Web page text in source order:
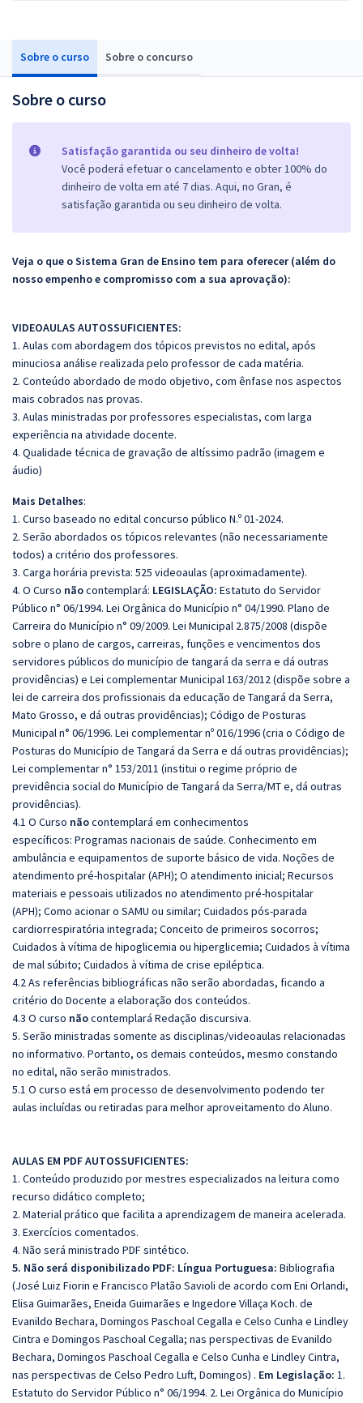
Sobre o curso Sobre o concurso
Sobre o curso
Satisfação garantida ou seu dinheiro de volta!
Você poderá efetuar o cancelamento e obter 100% do
dinheiro de volta em até 7 dias. Aqui, no Gran, é
satisfação garantida ou seu dinheiro de volta.
Veja o que o Sistema Gran de Ensino tem para oferecer (além do
nosso empenho e compromisso com a sua aprovação):
VIDEOAULAS AUTOSSUFICIENTES:
1. Aulas com abordagem dos tópicos previstos no edital, após
minuciosa análise realizada pelo professor de cada matéria.
2. Conteúdo abordado de modo objetivo, com ênfase nos aspectos
mais cobrados nas provas.
3. Aulas ministradas por professores especialistas, com larga
experiência na atividade docente.
4. Qualidade técnica de gravação de altíssimo padrão (imagem e
áudio)
Mais Detalhes:
1. Curso baseado no edital concurso público N.º 01-2024.
2. Serão abordados os tópicos relevantes (não necessariamente
todos) a critério dos professores.
3. Carga horária prevista: 525 videoaulas (aproximadamente).
4. O Curso nãocontemplará: LEGISLAÇÃO: Estatuto do Servidor
Público n° 06/1994. Lei Orgânica do Município n° 04/1990. Plano de
Carreira do Município n° 09/2009. Lei Municipal 2.875/2008 (dispõe
sobre o plano de cargos, carreiras, funções e vencimentos dos
servidores públicos do município de tangará da serra e dá outras
providências) e Lei complementar Municipal 163/2012 (dispõe sobre a
lei de carreira dos profissionais da educação de Tangará da Serra,
Mato Grosso, e dá outras providências); Código de Posturas
Municipal n° 06/1996. Lei complementar nº 016/1996 (cria o Código de
Posturas do Município de Tangará da Serra e dá outras providências);
Lei complementar n° 153/2011 (institui o regime próprio de
previdência social do Município de Tangará da Serra/MT e, dá outras
providências).
4.1 O Curso nãocontemplará em conhecimentos
específicos: Programas nacionais de saúde. Conhecimento em
ambulância e equipamentos de suporte básico de vida. Noções de
atendimento pré-hospitalar (APH); O atendimento inicial; Recursos
materiais e pessoais utilizados no atendimento pré-hospitalar
(APH); Como acionar o SAMU ou similar; Cuidados pós-parada
cardiorrespiratória integrada; Conceito de primeiros socorros;
Cuidados à vítima de hipoglicemia ou hiperglicemia; Cuidados à vítima
de mal súbito; Cuidados à vítima de crise epiléptica.
4.2 As referências bibliográficas não serão abordadas, ficando a
critério do Docente a elaboração dos conteúdos.
4.3 O curso nãocontemplará Redação discursiva.
5. Serão ministradas somente as disciplinas/videoaulas relacionadas
no informativo. Portanto, os demais conteúdos, mesmo constando
no edital, não serão ministrados.
5.1 O curso está em processo de desenvolvimento podendo ter
aulas incluídas ou retiradas para melhor aproveitamento do Aluno.
AULAS EM PDF AUTOSSUFICIENTES:
1. Conteúdo produzido por mestres especializados na leitura como
recurso didático completo;
2. Material prático que facilita a aprendizagem de maneira acelerada.
3. Exercícios comentados.
4. Não será ministrado PDF sintético.
5. Não será disponibilizado PDF: Língua Portuguesa: Bibliografia
(José Luiz Fiorin e Francisco Platão Savioli de acordo com Eni Orlandi,
Elisa Guimarães, Eneida Guimarães e Ingedore Villaça Koch. de
Evanildo Bechara, Domingos Paschoal Cegalla e Celso Cunha e Lindley
Cintra e Domingos Paschoal Cegalla; nas perspectivas de Evanildo
Bechara, Domingos Paschoal Cegalla e Celso Cunha e Lindley Cintra,
nas perspectivas de Celso Pedro Luft, Domingos) . Em Legislação: 1.
Estatuto do Servidor Público n° 06/1994. 2. Lei Orgânica do Município